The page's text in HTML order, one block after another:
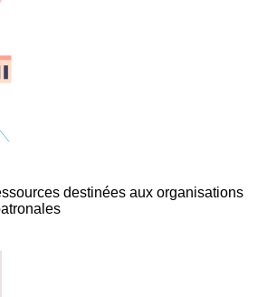
destinées aux organisations